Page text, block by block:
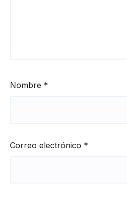
Nombre *
Correo electrónico *